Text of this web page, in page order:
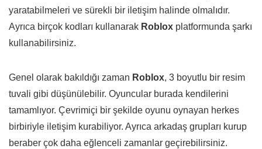
yaratabilmeleri ve sürekli bir iletişim halinde olmalıdır.
Ayrıca birçok kodları kullanarak Roblox platformunda şarkı
kullanabilirsiniz.
Genel olarak bakıldığı zaman Roblox, 3 boyutlu bir resim
tuvali gibi düşünülebilir. Oyuncular burada kendilerini
tamamlıyor. Çevrimiçi bir şekilde oyunu oynayan herkes
birbiriyle iletişim kurabiliyor. Ayrıca arkadaş grupları kurup
beraber çok daha eğlenceli zamanlar geçirebilirsiniz.